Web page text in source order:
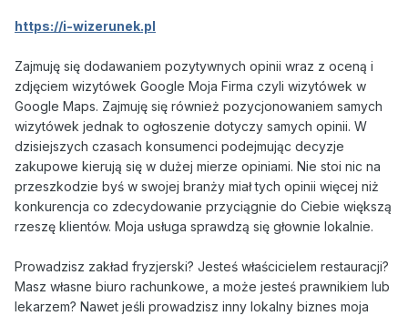
https://i-wizerunek.pl
Zajmuję się dodawaniem pozytywnych opinii wraz z oceną i
zdjęciem wizytówek Google Moja Firma czyli wizytówek w
Google Maps. Zajmuję się również pozycjonowaniem samych
wizytówek jednak to ogłoszenie dotyczy samych opinii. W
dzisiejszych czasach konsumenci podejmując decyzje
zakupowe kierują się w dużej mierze opiniami. Nie stoi nic na
przeszkodzie byś w swojej branży miał tych opinii więcej niż
konkurencja co zdecydowanie przyciągnie do Ciebie większą
rzeszę klientów. Moja usługa sprawdzą się głownie lokalnie.
Prowadzisz zakład fryzjerski? Jesteś właścicielem restauracji?
Masz własne biuro rachunkowe, a może jesteś prawnikiem lub
lekarzem? Nawet jeśli prowadzisz inny lokalny biznes moja